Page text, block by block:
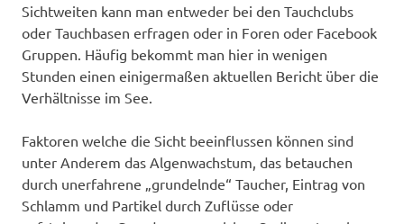
Sichtweiten kann man entweder bei den Tauchclubs
oder Tauchbasen erfragen oder in Foren oder Facebook
Gruppen. Häufig bekommt man hier in wenigen
Stunden einen einigermaßen aktuellen Bericht über die
Verhältnisse im See.
Faktoren welche die Sicht beeinflussen können sind
unter Anderem das Algenwachstum, das betauchen
durch unerfahrene „grundelnde“ Taucher, Eintrag von
Schlamm und Partikel durch Zuflüsse oder